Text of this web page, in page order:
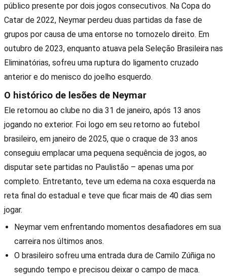
público presente por dois jogos consecutivos. Na Copa do
Catar de 2022, Neymar perdeu duas partidas da fase de
grupos por causa de uma entorse no tornozelo direito. Em
outubro de 2023, enquanto atuava pela Seleção Brasileira nas
Eliminatórias, sofreu uma ruptura do ligamento cruzado
anterior e do menisco do joelho esquerdo.
O histórico de lesões de Neymar
Ele retornou ao clube no dia 31 de janeiro, após 13 anos
jogando no exterior. Foi logo em seu retorno ao futebol
brasileiro, em janeiro de 2025, que o craque de 33 anos
conseguiu emplacar uma pequena sequência de jogos, ao
disputar sete partidas no Paulistão – apenas uma por
completo. Entretanto, teve um edema na coxa esquerda na
reta final do estadual e teve que ficar mais de 40 dias sem
jogar.
Neymar vem enfrentando momentos desafiadores em sua
carreira nos últimos anos.
O brasileiro sofreu uma entrada dura de Camilo Zúñiga no
segundo tempo e precisou deixar o campo de maca.